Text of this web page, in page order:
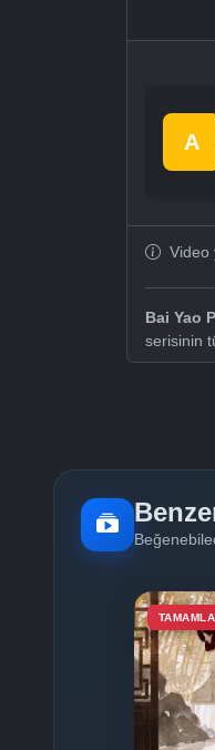
A
Video
Bai Yao
serisinin